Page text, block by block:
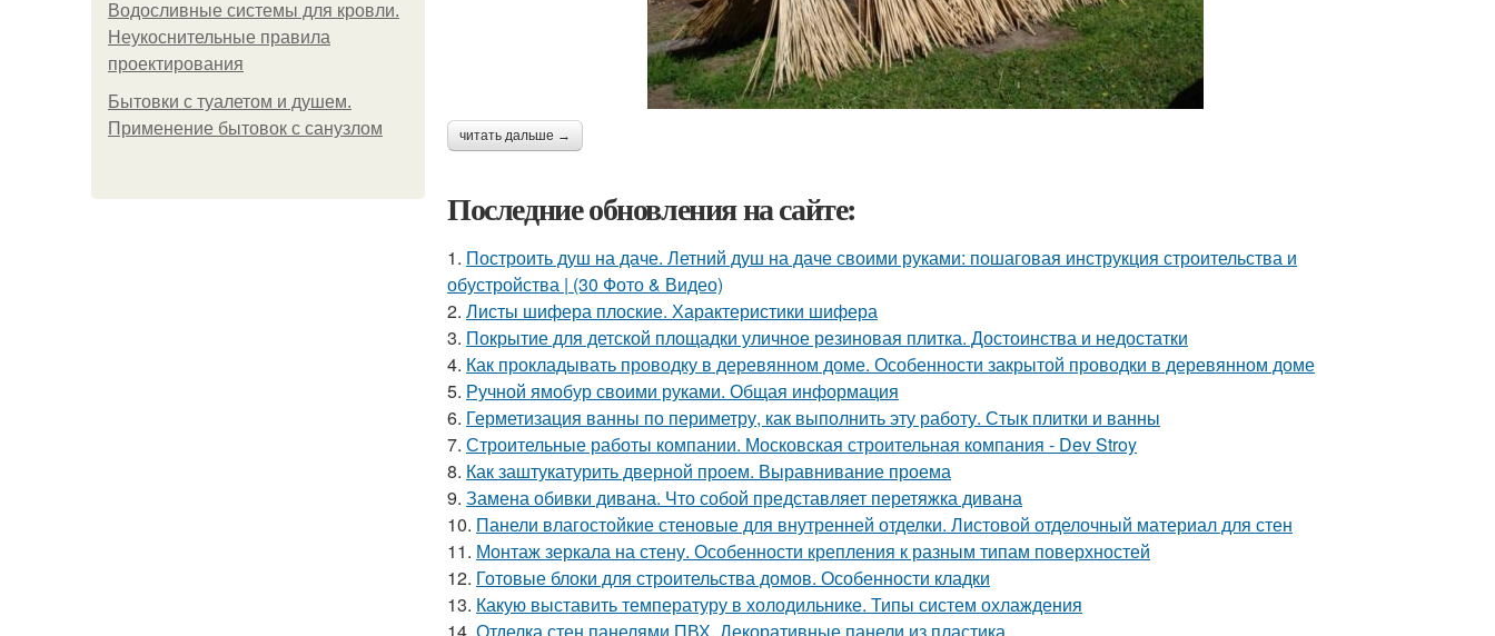
Водосливные системы для кровли.
Неукоснительные правила
проектирования
Бытовки с туалетом и душем.
Применение бытовок с санузлом
читать дальше →
Последние обновления на сайте:
1. Построить душ на даче. Летний душ на даче своими руками: пошаговая инструкция строительства и
обустройства | (30 Фото & Видео)
2. Листы шифера плоские. Характеристики шифера
3. Покрытие для детской площадки уличное резиновая плитка. Достоинства и недостатки
4. Как прокладывать проводку в деревянном доме. Особенности закрытой проводки в деревянном доме
5. Ручной ямобур своими руками. Общая информация
6. Герметизация ванны по периметру, как выполнить эту работу. Стык плитки и ванны
7. Строительные работы компании. Московская строительная компания - Dev Stroy
8. Как заштукатурить дверной проем. Выравнивание проема
9. Замена обивки дивана. Что собой представляет перетяжка дивана
10. Панели влагостойкие стеновые для внутренней отделки. Листовой отделочный материал для стен
11. Монтаж зеркала на стену. Особенности крепления к разным типам поверхностей
12. Готовые блоки для строительства домов. Особенности кладки
13. Какую выставить температуру в холодильнике. Типы систем охлаждения